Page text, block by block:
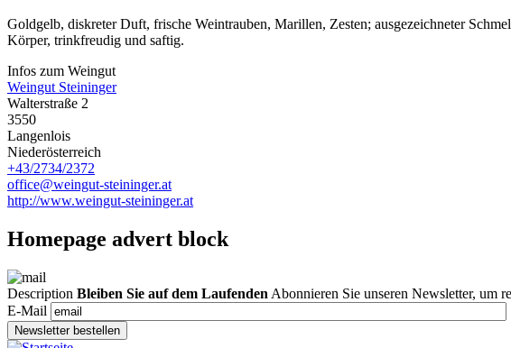
Goldgelb, diskreter Duft, frische Weintrauben, Marillen, Zesten; ausgezeichneter
Körper, trinkfreudig und saftig.
Infos zum Weingut
Weingut Steininger
Walterstraße 2
3550
Langenlois
Niederösterreich
+43/2734/2372
office@weingut-steininger.at
http://www.weingut-steininger.at
Homepage advert block
Description Bleiben Sie auf dem Laufenden Abonnieren Sie unseren Newsletter, um
E-Mail
Newsletter bestellen